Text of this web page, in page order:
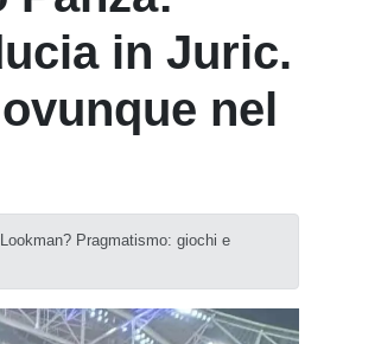
in Juric.
nel
Pragmatismo: giochi e